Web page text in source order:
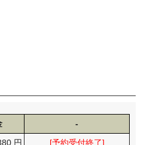
-
円 [予約受付終了]